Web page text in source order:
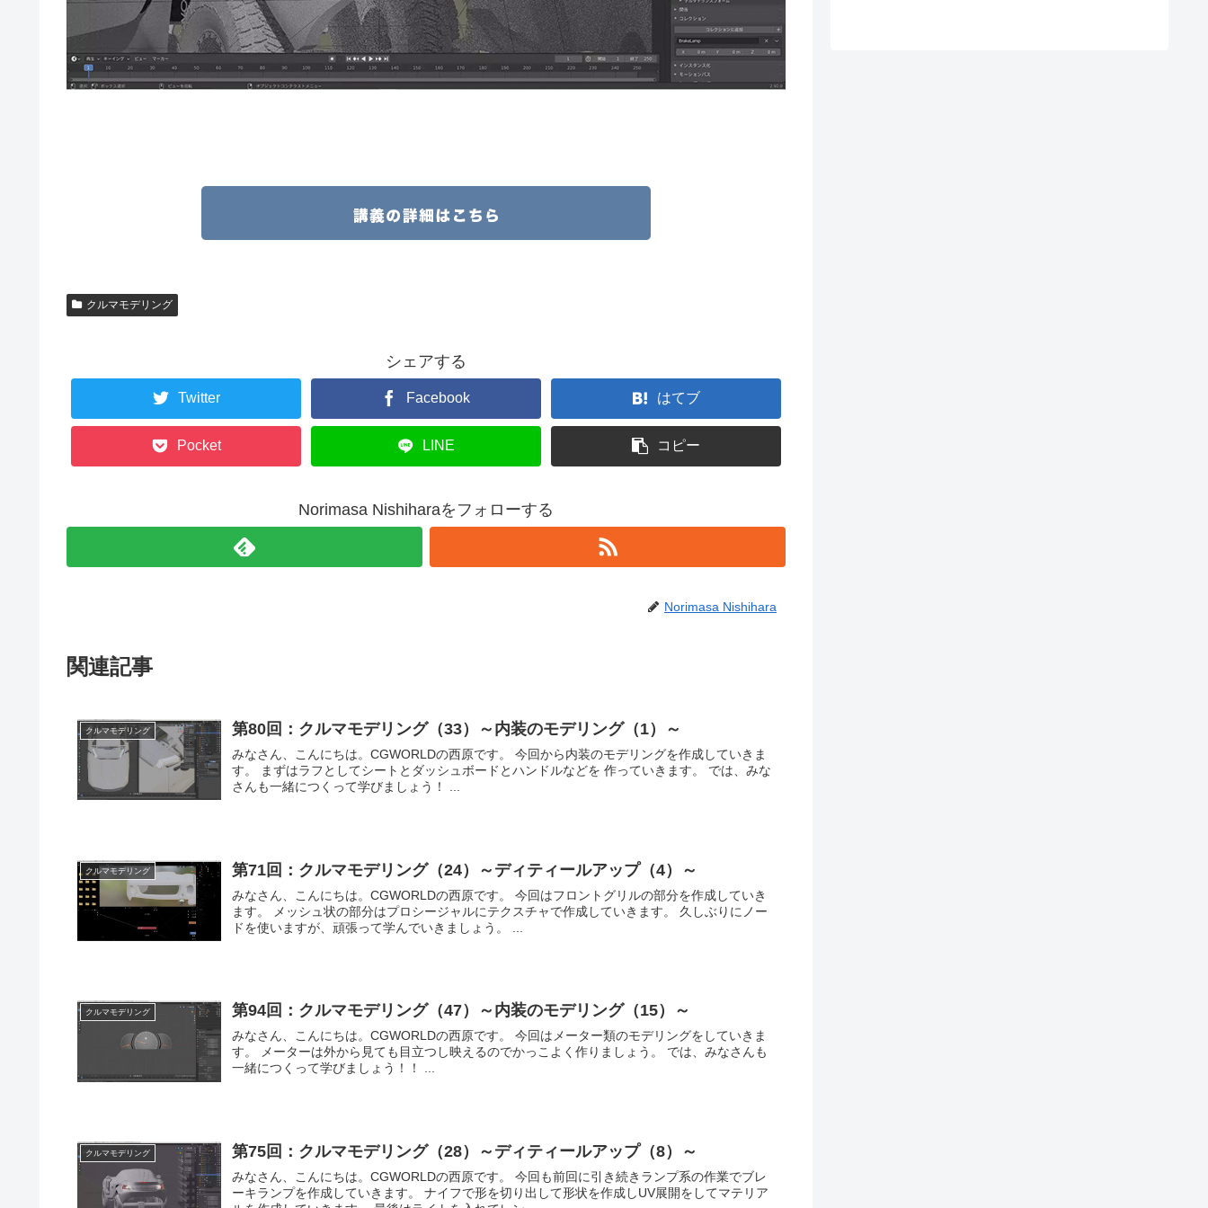
クルマモデリング
シェアする
Twitter Facebook はてブ
Pocket LINE コピー
Norimasa Nishiharaをフォローする
Norimasa Nishihara
関連記事
クルマモデリング 第80回：クルマモデリング（33）～内装のモデリング（1）～
みなさん、こんにちは。CGWORLDの西原です。 今回から内装のモデリングを作成していきま
す。 まずはラフとしてシートとダッシュボードとハンドルなどを 作っていきます。 では、みな
さんも一緒につくって学びましょう！ ...
クルマモデリング 第71回：クルマモデリング（24）～ディティールアップ（4）～
みなさん、こんにちは。CGWORLDの西原です。 今回はフロントグリルの部分を作成していき
ます。 メッシュ状の部分はプロシージャルにテクスチャで作成していきます。 久しぶりにノー
ドを使いますが、頑張って学んでいきましょう。 ...
クルマモデリング 第94回：クルマモデリング（47）～内装のモデリング（15）～
みなさん、こんにちは。CGWORLDの西原です。 今回はメーター類のモデリングをしていきま
す。 メーターは外から見ても目立つし映えるのでかっこよく作りましょう。 では、みなさんも
一緒につくって学びましょう！！ ...
クルマモデリング 第75回：クルマモデリング（28）～ディティールアップ（8）～
みなさん、こんにちは。CGWORLDの西原です。 今回も前回に引き続きランプ系の作業でブレ
ーキランプを作成していきます。 ナイフで形を切り出して形状を作成しUV展開をしてマテリア